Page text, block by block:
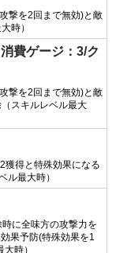
撃を2回まで無効)と敵
時）
費ゲージ：3/ク
撃を2回まで無効)と敵
スキルレベル最大
獲得と特殊効果になる
ル最大時）
に全味方の攻撃力を
果予防(特殊効果を1
時）